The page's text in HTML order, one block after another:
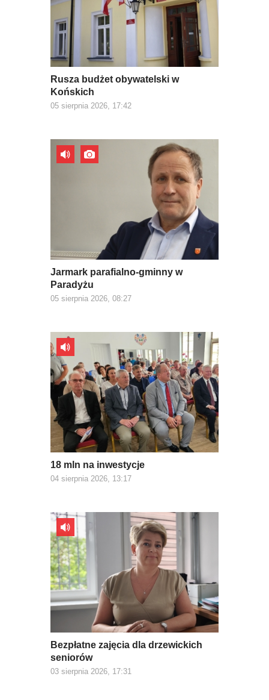
Rusza budżet obywatelski w
Końskich
05 sierpnia 2026, 17:42
Jarmark parafialno-gminny w
Paradyżu
05 sierpnia 2026, 08:27
18 mln na inwestycje
04 sierpnia 2026, 13:17
Bezpłatne zajęcia dla drzewickich
seniorów
03 sierpnia 2026, 17:31